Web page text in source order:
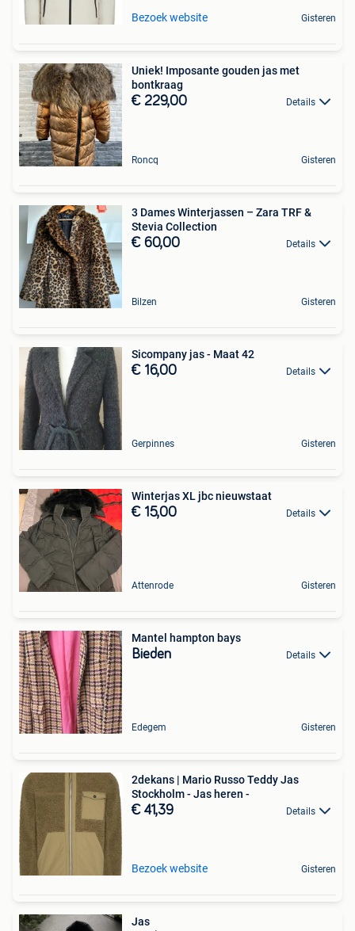
Bezoek website Gisteren
Uniek! Imposante gouden jas met
bontkraag
€ 229,00 Details
Roncq Gisteren
3 Dames Winterjassen – Zara TRF &
Stevia Collection
€ 60,00 Details
Bilzen Gisteren
Sicompany jas - Maat 42
€ 16,00 Details
Gerpinnes Gisteren
Winterjas XL jbc nieuwstaat
€ 15,00 Details
Attenrode Gisteren
Mantel hampton bays
Bieden Details
Edegem Gisteren
2dekans | Mario Russo Teddy Jas
Stockholm - Jas heren -
€ 41,39 Details
Bezoek website Gisteren
Jas